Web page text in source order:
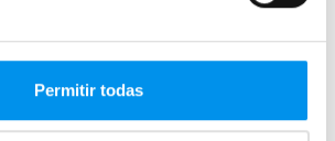
Permitir todas